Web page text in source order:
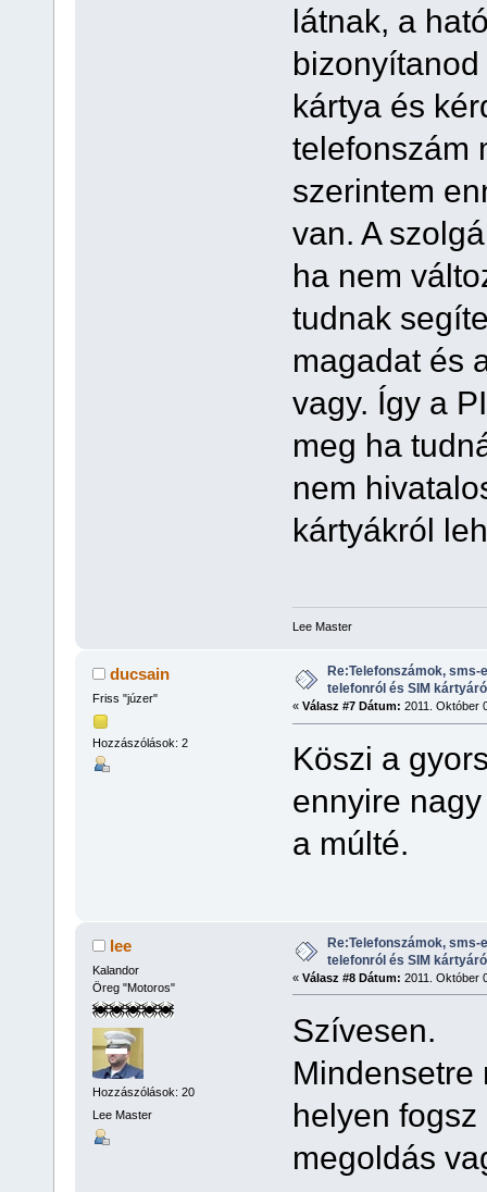
látnak, a
kártya és
telefonszám
szerintem
van. A
ha nem
tudnak
magadat és
vagy. Így a
meg ha
nem
kártyákról
Lee Master
ducsain
Friss "júzer"
Hozzászólások: 2
Re:Telefonszámok,
telefonról és SIM
« Válasz #7 Dátum: 2011. Október
Köszi a
ennyire
a múlté.
lee
Kalandor
Öreg "Motoros"
Hozzászólások: 20
Lee Master
Re:Telefonszámok,
telefonról és SIM
« Válasz #8 Dátum: 2011. Október
Szívesen.
Mindensetre
helyen
megoldás